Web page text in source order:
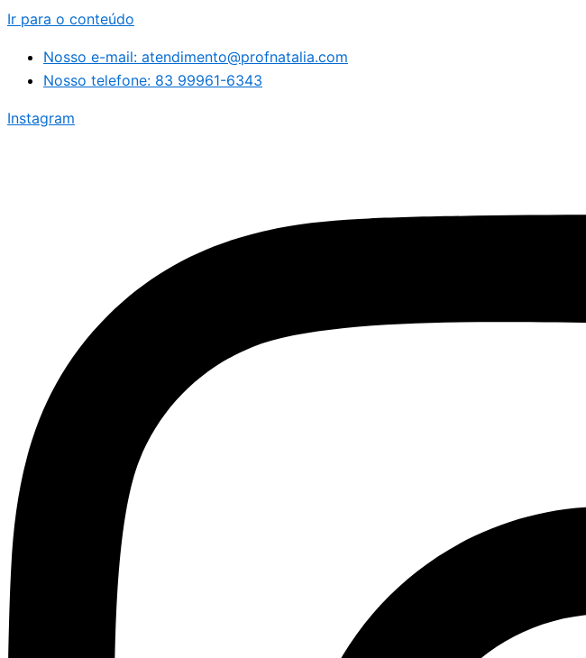
Ir para o conteúdo
Nosso e-mail: atendimento@profnatalia.com
Nosso telefone: 83 99961-6343
Instagram